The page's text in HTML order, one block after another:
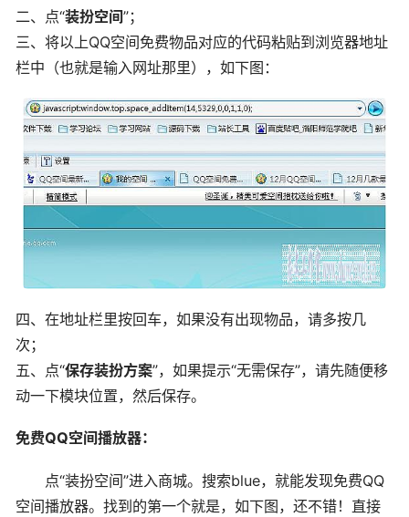
二、点“装扮空间”；
三、将以上QQ空间免费物品对应的代码粘贴到浏览器地址
栏中（也就是输入网址那里），如下图：
四、在地址栏里按回车，如果没有出现物品，请多按几
次；
五、点“保存装扮方案”，如果提示“无需保存”，请先随便移
动一下模块位置，然后保存。
免费QQ空间播放器：
点“装扮空间”进入商城。搜索blue，就能发现免费QQ
空间播放器。找到的第一个就是，如下图，还不错！直接